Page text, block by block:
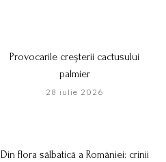
Provocarile creșterii cactusului
palmier
28 iulie 2026
Din flora sălbatică a României: crinii